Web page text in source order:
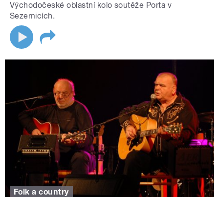
Východočeské oblastní kolo soutěže Porta v
Sezemicích.
Folk a country